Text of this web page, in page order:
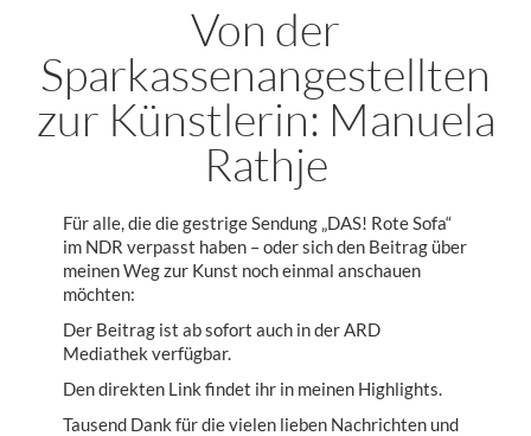
Von der
Sparkassenangestellten
zur Künstlerin: Manuela
Rathje
Für alle, die die gestrige Sendung „DAS! Rote Sofa“
im NDR verpasst haben – oder sich den Beitrag über
meinen Weg zur Kunst noch einmal anschauen
möchten:
Der Beitrag ist ab sofort auch in der ARD
Mediathek verfügbar.
Den direkten Link findet ihr in meinen Highlights.
Tausend Dank für die vielen lieben Nachrichten und